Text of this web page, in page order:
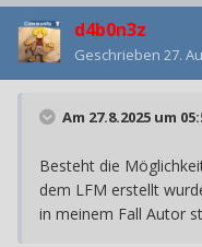
d4b0n3z
Geschrieben 27.
Am 27.8.2025 um
Besteht die
dem LFM erstellt
in meinem Fall Autor